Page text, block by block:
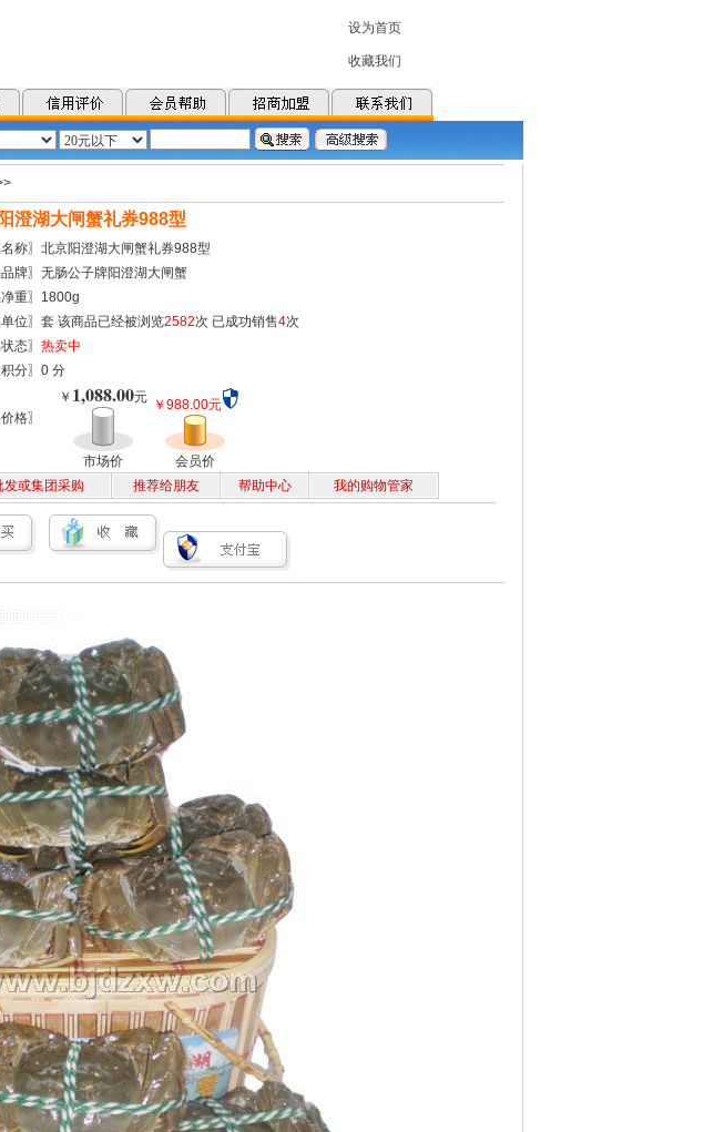
澄湖大闸蟹礼券988型
名称〗北京阳澄湖大闸蟹礼券988型
品牌〗无肠公子牌阳澄湖大闸蟹
净重〗1800g
单位〗套 该商品已经被浏览2582次 已成功销售4次
态〗 热卖中
积分〗0 分
格〗
￥ 1,088.00元 ￥988.00元
市场价
会员价
发或集团采购
推荐给朋友 帮助中心 我的购物管家